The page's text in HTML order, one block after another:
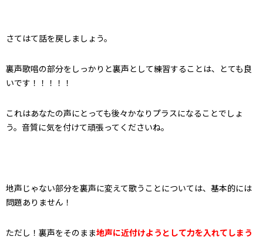
さてはて話を戻しましょう。
裏声歌唱の部分をしっかりと裏声として練習することは、とても良
いです！！！！！
これはあなたの声にとっても後々かなりプラスになることでしょ
う。音質に気を付けて頑張ってくださいね。
地声じゃない部分を裏声に変えて歌うことについては、基本的には
問題ありません！
ただし！裏声をそのまま地声に近付けようとして力を入れてしまう